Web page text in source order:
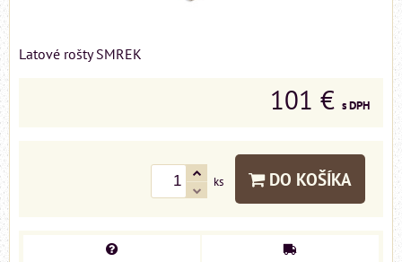
Latové rošty SMREK
101 € s DPH
ks DO KOŠÍKA